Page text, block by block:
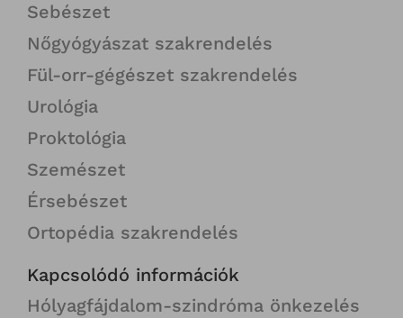
Sebészet
Nőgyógyászat szakrendelés
Fül-orr-gégészet szakrendelés
Urológia
Proktológia
Szemészet
Érsebészet
Ortopédia szakrendelés
Kapcsolódó információk
Hólyagfájdalom-szindróma önkezelés